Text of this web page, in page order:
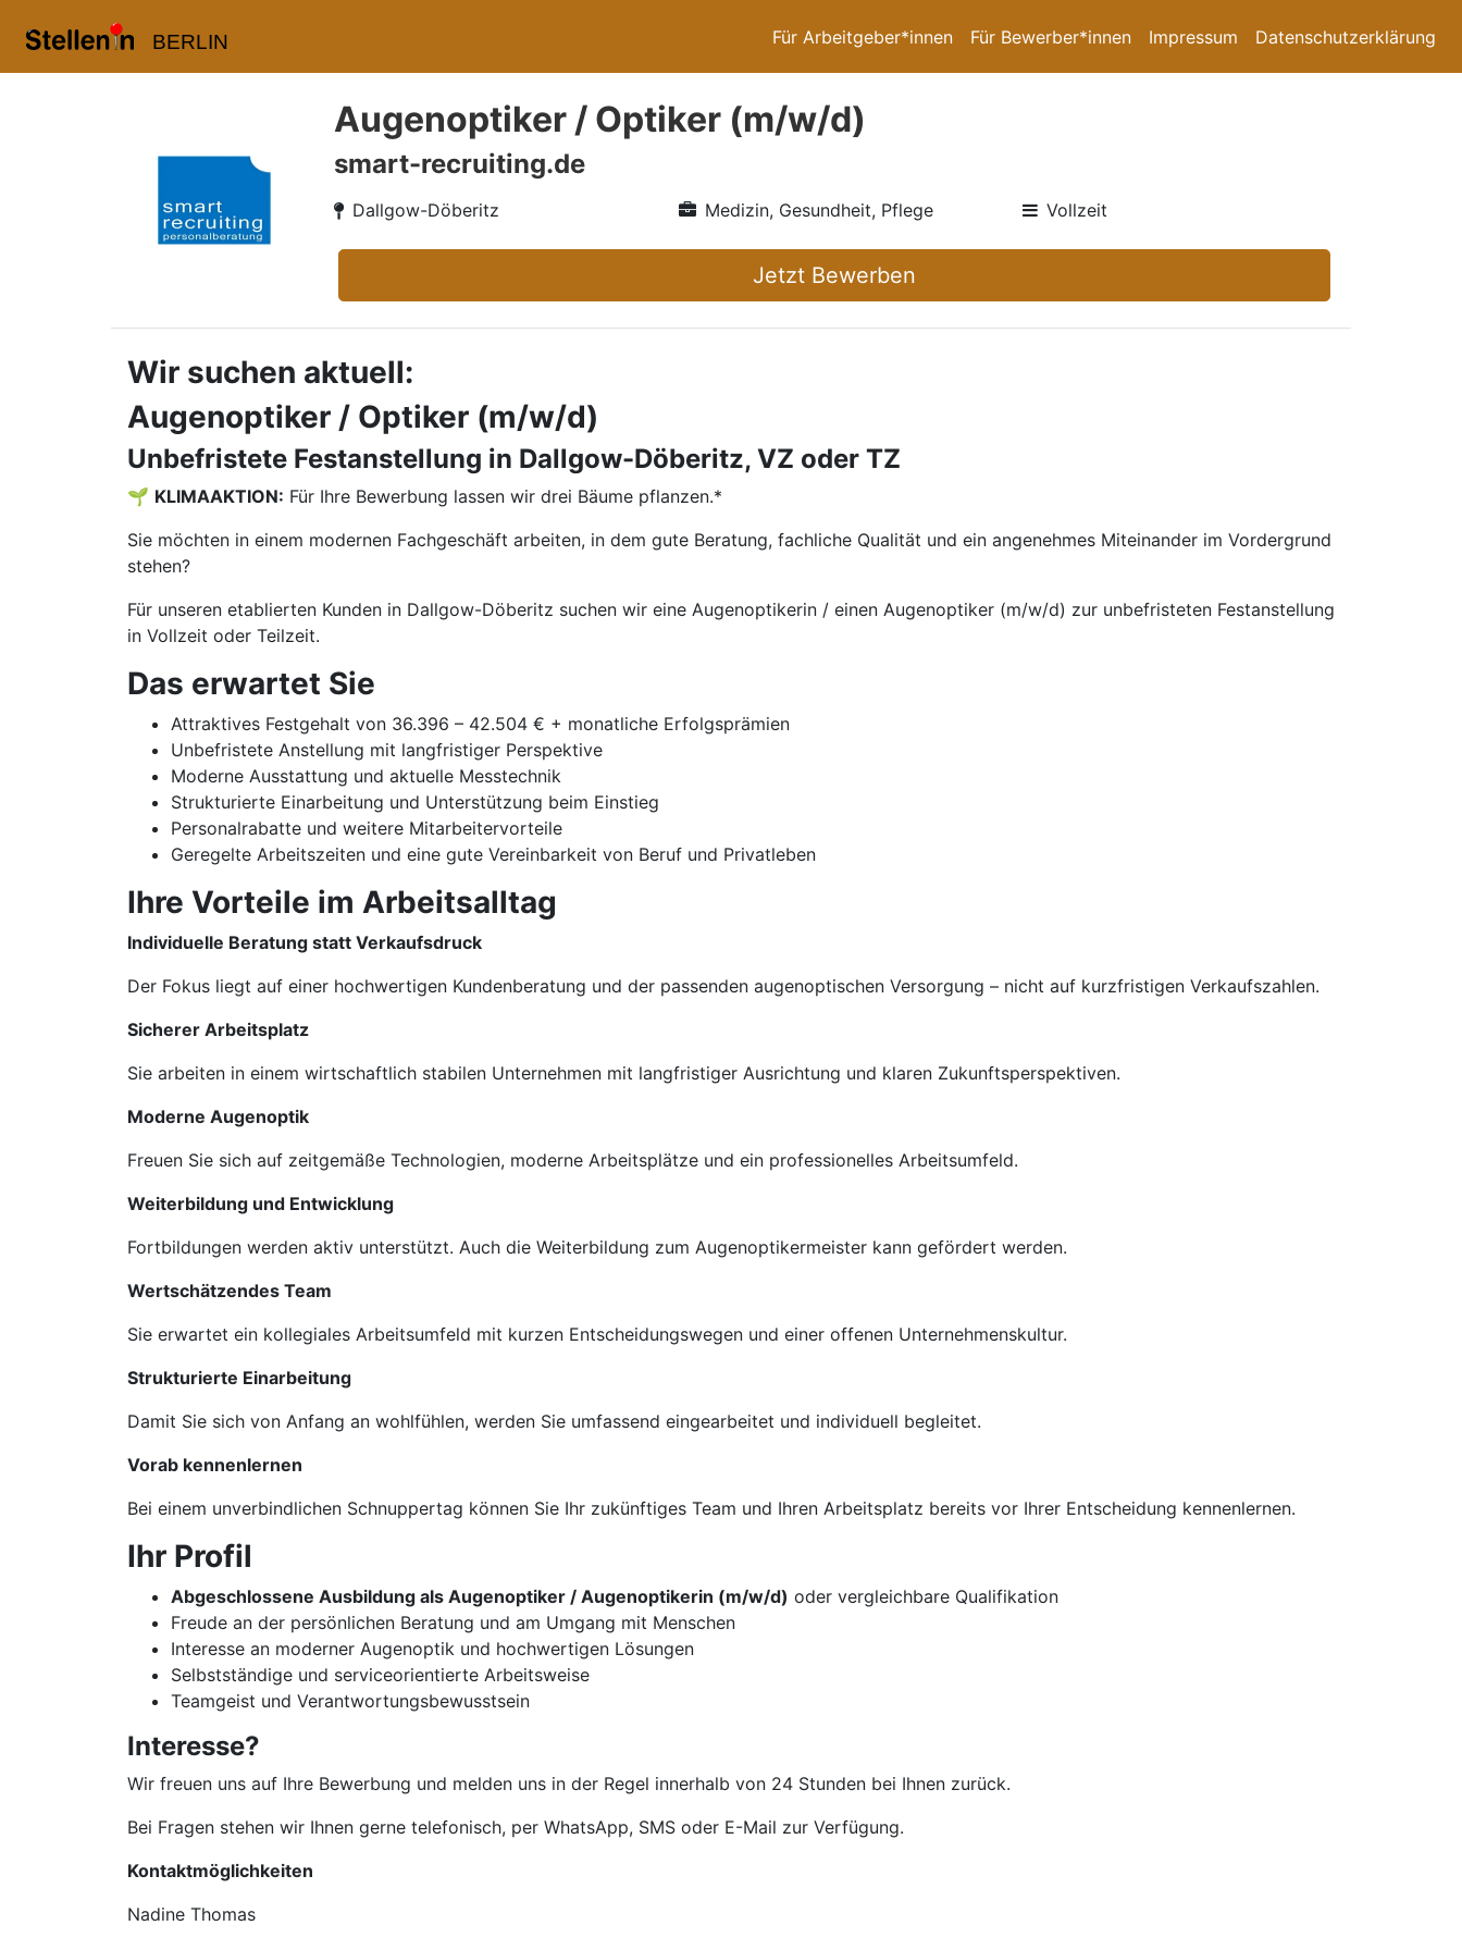
BERLIN Für Arbeitgeber*innen Für Bewerber*innen Impressum Datenschutzerklärung
Augenoptiker / Optiker (m/w/d)
smart-recruiting.de
Dallgow-Döberitz Medizin, Gesundheit, Pflege Vollzeit
Jetzt Bewerben
Wir suchen aktuell:
Augenoptiker / Optiker (m/w/d)
Unbefristete Festanstellung in Dallgow-Döberitz, VZ oder TZ
🌱 KLIMAAKTION: Für Ihre Bewerbung lassen wir drei Bäume pflanzen.*
Sie möchten in einem modernen Fachgeschäft arbeiten, in dem gute Beratung, fachliche Qualität und ein angenehmes Miteinander im Vordergrund
stehen?
Für unseren etablierten Kunden in Dallgow-Döberitz suchen wir eine Augenoptikerin / einen Augenoptiker (m/w/d) zur unbefristeten Festanstellung
in Vollzeit oder Teilzeit.
Das erwartet Sie
Attraktives Festgehalt von 36.396 – 42.504 € + monatliche Erfolgsprämien
Unbefristete Anstellung mit langfristiger Perspektive
Moderne Ausstattung und aktuelle Messtechnik
Strukturierte Einarbeitung und Unterstützung beim Einstieg
Personalrabatte und weitere Mitarbeitervorteile
Geregelte Arbeitszeiten und eine gute Vereinbarkeit von Beruf und Privatleben
Ihre Vorteile im Arbeitsalltag
Individuelle Beratung statt Verkaufsdruck
Der Fokus liegt auf einer hochwertigen Kundenberatung und der passenden augenoptischen Versorgung – nicht auf kurzfristigen Verkaufszahlen.
Sicherer Arbeitsplatz
Sie arbeiten in einem wirtschaftlich stabilen Unternehmen mit langfristiger Ausrichtung und klaren Zukunftsperspektiven.
Moderne Augenoptik
Freuen Sie sich auf zeitgemäße Technologien, moderne Arbeitsplätze und ein professionelles Arbeitsumfeld.
Weiterbildung und Entwicklung
Fortbildungen werden aktiv unterstützt. Auch die Weiterbildung zum Augenoptikermeister kann gefördert werden.
Wertschätzendes Team
Sie erwartet ein kollegiales Arbeitsumfeld mit kurzen Entscheidungswegen und einer offenen Unternehmenskultur.
Strukturierte Einarbeitung
Damit Sie sich von Anfang an wohlfühlen, werden Sie umfassend eingearbeitet und individuell begleitet.
Vorab kennenlernen
Bei einem unverbindlichen Schnuppertag können Sie Ihr zukünftiges Team und Ihren Arbeitsplatz bereits vor Ihrer Entscheidung kennenlernen.
Ihr Profil
Abgeschlossene Ausbildung als Augenoptiker / Augenoptikerin (m/w/d) oder vergleichbare Qualifikation
Freude an der persönlichen Beratung und am Umgang mit Menschen
Interesse an moderner Augenoptik und hochwertigen Lösungen
Selbstständige und serviceorientierte Arbeitsweise
Teamgeist und Verantwortungsbewusstsein
Interesse?
Wir freuen uns auf Ihre Bewerbung und melden uns in der Regel innerhalb von 24 Stunden bei Ihnen zurück.
Bei Fragen stehen wir Ihnen gerne telefonisch, per WhatsApp, SMS oder E-Mail zur Verfügung.
Kontaktmöglichkeiten
Nadine Thomas